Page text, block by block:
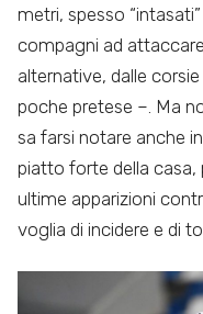
metri, spesso
compagni ad
alternative, dalle
poche pretese –. Ma
sa farsi notare anche in
piatto forte della
ultime apparizioni
voglia di incidere e di